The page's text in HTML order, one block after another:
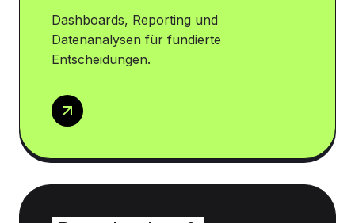
Dashboards, Reporting und
Datenanalysen für fundierte
Entscheidungen.